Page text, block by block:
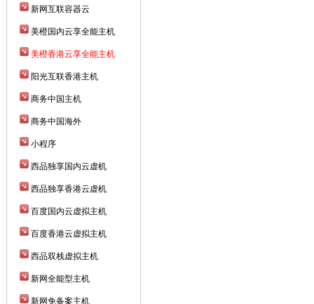
新网互联容器云
美橙国内云享全能主机
美橙香港云享全能主机
阳光互联香港主机
商务中国主机
商务中国海外
小程序
西品独享国内云虚机
西品独享香港云虚机
百度国内云虚拟主机
百度香港云虚拟主机
西品双栈虚拟主机
新网全能型主机
新网免备案主机